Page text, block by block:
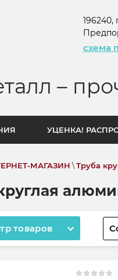
196240,
схема
–
УЦЕНКА!
МАГАЗИН\Труба
товаров